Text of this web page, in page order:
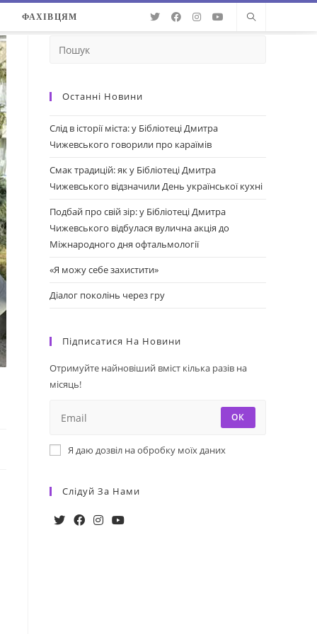
ФАХІВЦЯМ
Останні Новини
Слід в історії міста: у Бібліотеці Дмитра
Чижевського говорили про караїмів
Смак традицій: як у Бібліотеці Дмитра
Чижевського відзначили День української кухні
Подбай про свій зір: у Бібліотеці Дмитра
Чижевського відбулася вулична акція до
Міжнародного дня офтальмології
«Я можу себе захистити»
Діалог поколінь через гру
Підписатися На Новини
Отримуйте найновіший вміст кілька разів на
місяць!
ОК
Я даю дозвіл на обробку моїх даних
Слідуй За Нами